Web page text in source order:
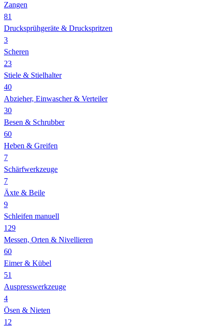
Zangen
81
Drucksprühgeräte & Druckspritzen
3
Scheren
23
Stiele & Stielhalter
40
Abzieher, Einwascher & Verteiler
30
Besen & Schrubber
60
Heben & Greifen
7
Schärfwerkzeuge
7
Äxte & Beile
9
Schleifen manuell
129
Messen, Orten & Nivellieren
60
Eimer & Kübel
51
Auspresswerkzeuge
4
Ösen & Nieten
12